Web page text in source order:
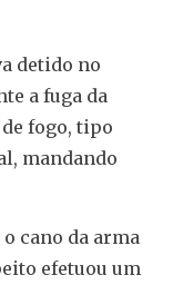
detido no
a fuga da
fogo, tipo
mandando
cano da arma
efetuou um